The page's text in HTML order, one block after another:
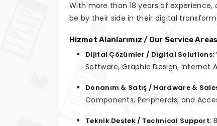
With more than 18 years of
be by their side in their digital
Hizmet Alanlarımız / Our Service Areas
Dijital Çözümler / Digital Solutions:
Software, Graphic Design, Internet
Donanım & Satış / Hardware &
Components, Peripherals, and
Teknik Destek / Technical Support: